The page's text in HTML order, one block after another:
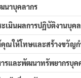
นาบุคลากร
เมินผลการปฏิบัติงานบุค
ณให้โทษและสร้างขวัญก
ารและพัฒนาทรัพยากรบุค